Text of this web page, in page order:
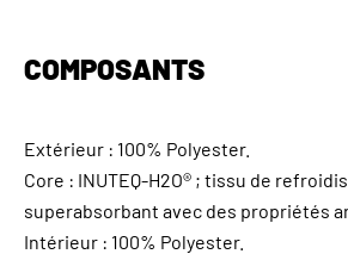
COMPOSANTS
Extérieur : 100% Polyester.
Core : INUTEQ-H2O® ; tissu de
superabsorbant avec des propriétés
Intérieur : 100% Polyester.